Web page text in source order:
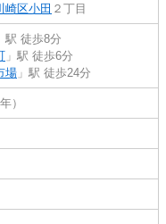
崎区小田 ２丁目
駅 徒歩8分
」駅 徒歩6分
場 」駅 徒歩24分
）